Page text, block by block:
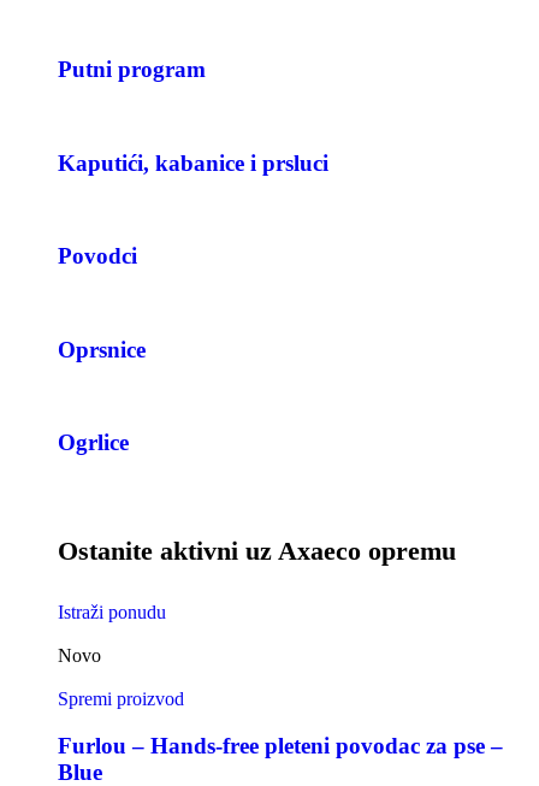
Putni program
Kaputići, kabanice i prsluci
Povodci
Oprsnice
Ogrlice
Ostanite aktivni uz Axaeco opremu
Istraži ponudu
Novo
Spremi proizvod
Furlou – Hands-free pleteni povodac za pse –
Blue